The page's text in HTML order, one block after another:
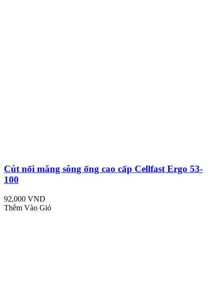
Cút nối măng sông ống cao cấp Cellfast Ergo 53-
100
92,000 VND
Thêm Vào Giỏ